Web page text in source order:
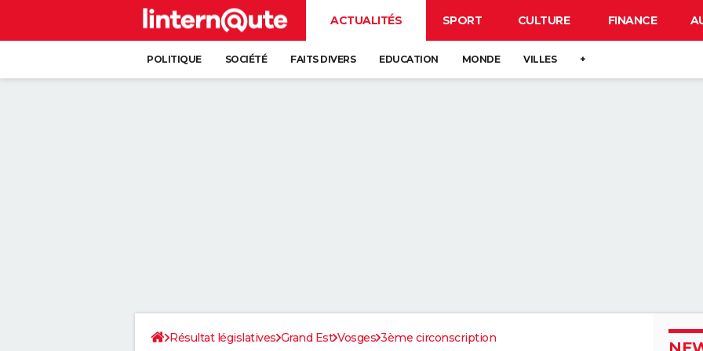
ACTUALITÉS SPORT CULTURE FINANCE
POLITIQUE SOCIÉTÉ FAITS DIVERS EDUCATION MONDE VILLES +
Résultat législatives Grand Est Vosges 3ème circonscription